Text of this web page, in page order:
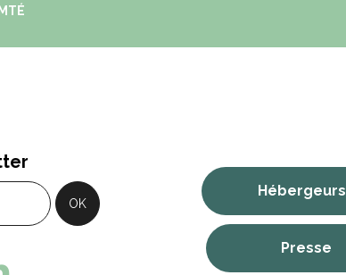
Hébergeurs
Presse